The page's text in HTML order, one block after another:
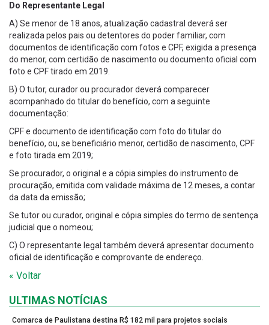
Do Representante Legal
A) Se menor de 18 anos, atualização cadastral deverá ser
realizada pelos pais ou detentores do poder familiar, com
documentos de identificação com fotos e CPF, exigida a presença
do menor, com certidão de nascimento ou documento oficial com
foto e CPF tirado em 2019.
B) O tutor, curador ou procurador deverá comparecer
acompanhado do titular do benefício, com a seguinte
documentação:
CPF e documento de identificação com foto do titular do
benefício, ou, se beneficiário menor, certidão de nascimento, CPF
e foto tirada em 2019;
Se procurador, o original e a cópia simples do instrumento de
procuração, emitida com validade máxima de 12 meses, a contar
da data da emissão;
Se tutor ou curador, original e cópia simples do termo de sentença
judicial que o nomeou;
C) O representante legal também deverá apresentar documento
oficial de identificação e comprovante de endereço.
« Voltar
ULTIMAS NOTÍCIAS
Comarca de Paulistana destina R$ 182 mil para projetos sociais